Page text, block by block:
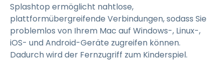
Splashtop ermöglicht nahtlose,
plattformübergreifende Verbindungen, sodass Sie
problemlos von Ihrem Mac auf Windows-, Linux-,
iOS- und Android-Geräte zugreifen können.
Dadurch wird der Fernzugriff zum Kinderspiel.